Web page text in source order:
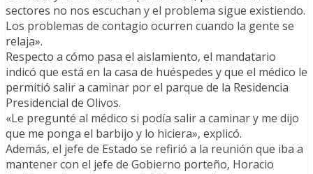
sectores no nos escuchan y el problema sigue existiendo.
Los problemas de contagio ocurren cuando la gente se
relaja».
Respecto a cómo pasa el aislamiento, el mandatario
indicó que está en la casa de huéspedes y que el médico le
permitió salir a caminar por el parque de la Residencia
Presidencial de Olivos.
«Le pregunté al médico si podía salir a caminar y me dijo
que me ponga el barbijo y lo hiciera», explicó.
Además, el jefe de Estado se refirió a la reunión que iba a
mantener con el jefe de Gobierno porteño, Horacio